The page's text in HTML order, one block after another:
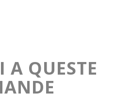
A QUESTE